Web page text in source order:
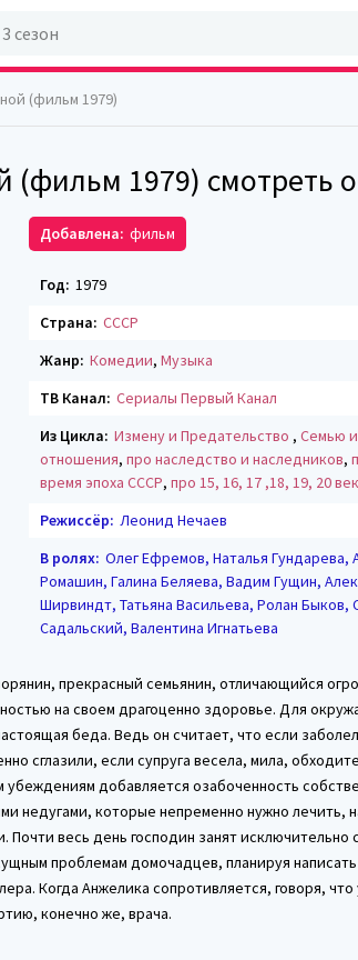
(фильм 1979)
1979) смотреть
Добавлена: фильм
Год: 1979
Страна: СССР
Жанр: Комедии, Музыка
ТВ Канал: Сериалы Первый Канал
Из Цикла: Измену и Предательство , Семью
отношения, про наследство и наследников,
время эпоха СССР, про 15, 16, 17 ,18, 19, 20
Режиссёр: Леонид Нечаев
В ролях: Олег Ефремов, Наталья Гундарева,
Ромашин, Галина Беляева, Вадим Гущин,
Ширвиндт, Татьяна Васильева, Ролан Быков,
Садальский, Валентина Игнатьева
прекрасный семьянин, отличающийся
на своем драгоценно здоровье. Для
беда. Ведь он считает, что если
сглазили, если супруга весела, мила,
убеждениям добавляется озабоченность
недугами, которые непременно нужно лечить,
Почти весь день господин занят исключительно
проблемам домочадцев, планируя
Когда Анжелика сопротивляется, говоря,
конечно же, врача.